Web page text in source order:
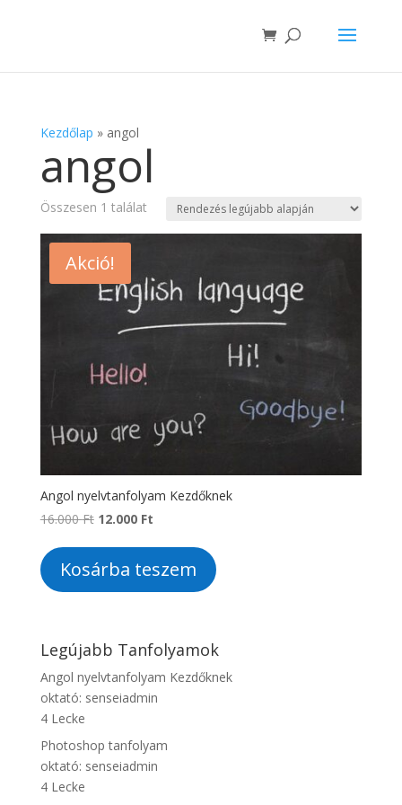
Kezdőlap » angol
angol
Összesen 1 találat
Akció!
Angol nyelvtanfolyam Kezdőknek
16.000Ft Original
was:
16.000 Ft.
12.000 FtCurrent
12.000 Ft.
Kosárba teszem
Legújabb Tanfolyamok
Angol nyelvtanfolyam Kezdőknek
oktató: senseiadmin
4 Lecke
Photoshop tanfolyam
oktató: senseiadmin
4 Lecke